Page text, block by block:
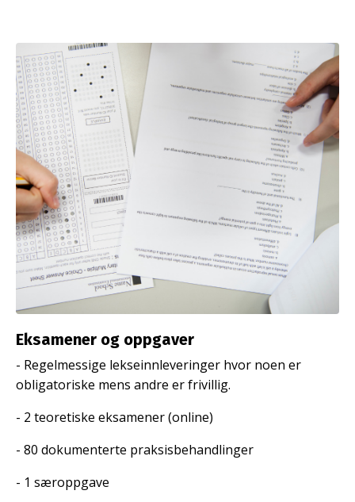
Eksamener og oppgaver
- Regelmessige lekseinnleveringer hvor noen er
obligatoriske mens andre er frivillig.
- 2 teoretiske eksamener (online)
- 80 dokumenterte praksisbehandlinger
- 1 særoppgave